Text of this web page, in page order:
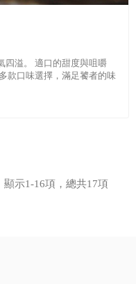
四溢。 適口的甜度與咀嚼
款口味選擇，滿足饕者的味
顯示1-16項，總共17項